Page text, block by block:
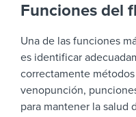
Funciones del
Una de las funciones
es identificar
correctamente
venopunción,
para mantener la salud